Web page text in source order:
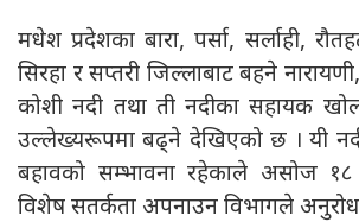
मधेश प्रदेशका बारा, पर्सा, सर्लाही,
सिरहा र सप्तरी जिल्लाबाट बहने
कोशी नदी तथा ती नदीका सहायक
उल्लेख्यरूपमा बढ्ने देखिएको छ । यी
बहावको सम्भावना रहेकाले असोज
विशेष सतर्कता अपनाउन विभागले